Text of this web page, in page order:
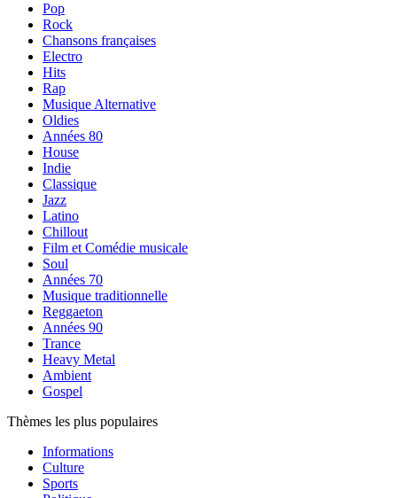
Pop
Rock
Chansons françaises
Electro
Hits
Rap
Musique Alternative
Oldies
Années 80
House
Indie
Classique
Jazz
Latino
Chillout
Film et Comédie musicale
Soul
Années 70
Musique traditionnelle
Reggaeton
Années 90
Trance
Heavy Metal
Ambient
Gospel
Thèmes les plus populaires
Informations
Culture
Sports